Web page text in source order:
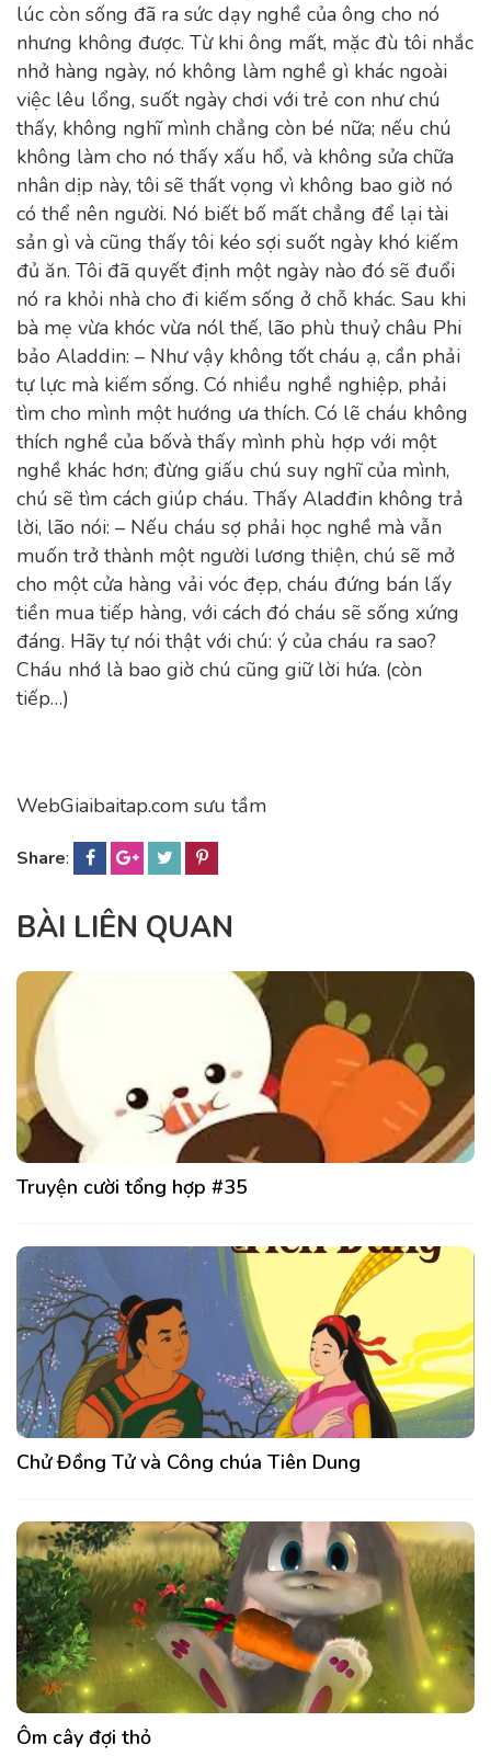
lúc còn sống đã ra sức dạy nghề của ông cho nó
nhưng không được. Từ khi ông mất, mặc đù tôi nhắc
nhở hàng ngày, nó không làm nghề gì khác ngoài
việc lêu lổng, suốt ngày chơi với trẻ con như chú
thấy, không nghĩ mình chẳng còn bé nữa; nếu chú
không làm cho nó thấy xấu hổ, và không sửa chữa
nhân dịp này, tôi sẽ thất vọng vì không bao giờ nó
có thể nên người. Nó biết bố mất chẳng để lại tài
sản gì và cũng thấy tôi kéo sợi suốt ngày khó kiếm
đủ ăn. Tôi đã quyết định một ngày nào đó sẽ đuổi
nó ra khỏi nhà cho đi kiếm sống ở chỗ khác. Sau khi
bà mẹ vừa khóc vừa nól thế, lão phù thuỷ châu Phi
bảo Aladdin: – Như vậy không tốt cháu ạ, cần phải
tự lực mà kiếm sống. Có nhiều nghề nghiệp, phải
tìm cho mình một hướng ưa thích. Có lẽ cháu không
thích nghề của bốvà thấy mình phù hợp với một
nghề khác hơn; đừng giấu chú suy nghĩ của mình,
chú sẽ tìm cách giúp cháu. Thấy Aladđin không trả
lời, lão nói: – Nếu cháu sợ phải học nghề mà vẫn
muốn trở thành một người lương thiện, chú sẽ mở
cho một cửa hàng vải vóc đẹp, cháu đứng bán lấy
tiền mua tiếp hàng, với cách đó cháu sẽ sống xứng
đáng. Hãy tự nói thật với chú: ý của cháu ra sao?
Cháu nhớ là bao giờ chú cũng giữ lời hứa. (còn
tiếp…)
WebGiaibaitap.com sưu tầm
Share:
BÀI LIÊN QUAN
Truyện cười tổng hợp #35
Chử Đồng Tử và Công chúa Tiên Dung
Ôm cây đợi thỏ